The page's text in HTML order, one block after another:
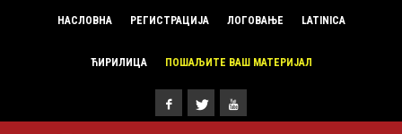
НАСЛОВНА РЕГИСТРАЦИЈА ЛОГОВАЊЕ LATINICA
ЋИРИЛИЦА ПОШАЉИТЕ ВАШ МАТЕРИЈАЛ